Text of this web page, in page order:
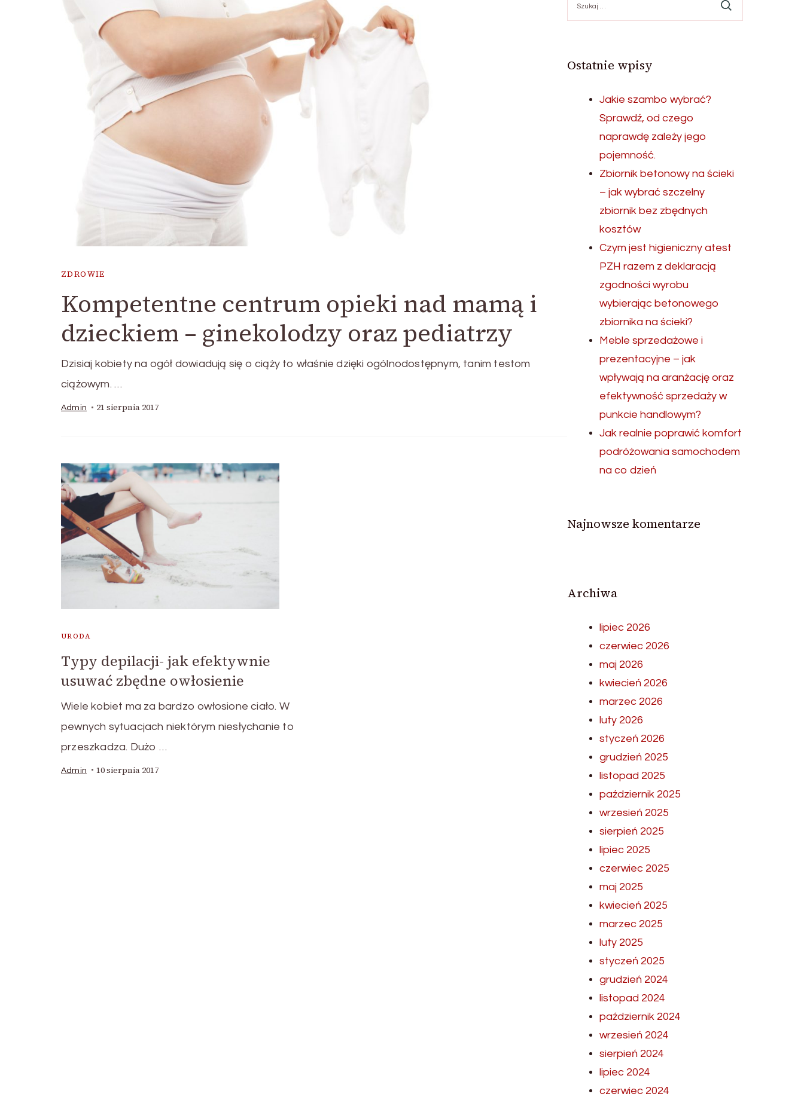
ZDROWIE
Kompetentne centrum opieki nad mamą i
dzieckiem – ginekolodzy oraz pediatrzy
Dzisiaj kobiety na ogół dowiadują się o ciąży to właśnie dzięki ogólnodostępnym, tanim testom
ciążowym. …
Admin 21 sierpnia 2017
URODA
Typy depilacji- jak efektywnie
usuwać zbędne owłosienie
Wiele kobiet ma za bardzo owłosione ciało. W
pewnych sytuacjach niektórym niesłychanie to
przeszkadza. Dużo …
Admin 10 sierpnia 2017
Ostatnie wpisy
Jakie szambo wybrać?
Sprawdź, od czego
naprawdę zależy jego
pojemność.
Zbiornik betonowy na ścieki
– jak wybrać szczelny
zbiornik bez zbędnych
kosztów
Czym jest higieniczny atest
PZH razem z deklaracją
zgodności wyrobu
wybierając betonowego
zbiornika na ścieki?
Meble sprzedażowe i
prezentacyjne – jak
wpływają na aranżację oraz
efektywność sprzedaży w
punkcie handlowym?
Jak realnie poprawić komfort
podróżowania samochodem
na co dzień
Najnowsze komentarze
Archiwa
lipiec 2026
czerwiec 2026
maj 2026
kwiecień 2026
marzec 2026
luty 2026
styczeń 2026
grudzień 2025
listopad 2025
październik 2025
wrzesień 2025
sierpień 2025
lipiec 2025
czerwiec 2025
maj 2025
kwiecień 2025
marzec 2025
luty 2025
styczeń 2025
grudzień 2024
listopad 2024
październik 2024
wrzesień 2024
sierpień 2024
lipiec 2024
czerwiec 2024